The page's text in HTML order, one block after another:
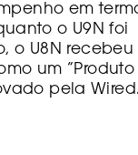
em
o U9N foi
o U8N recebeu
um “Produto
pela Wired.